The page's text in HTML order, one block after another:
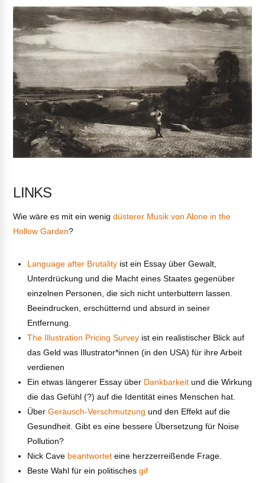
LINKS
Wie wäre es mit ein wenigdüsterer Musik von Alone in the
Hollow Garden?
Language after Brutalityist ein Essay über Gewalt,
Unterdrückung und die Macht eines Staates gegenüber
einzelnen Personen, die sich nicht unterbuttern lassen.
Beeindrucken, erschütternd und absurd in seiner
Entfernung.
The Illustration Pricing Surveyist ein realistischer Blick auf
das Geld was Illustrator*innen (in den USA) für ihre Arbeit
verdienen
Ein etwas längerer Essay über Dankbarkeitund die Wirkung
die das Gefühl (?) auf die Identität eines Menschen hat.
Über Geräusch-Verschmutzung und den Effekt auf die
Gesundheit. Gibt es eine bessere Übersetzung für Noise
Pollution?
Nick Cave beantworteteine herzzerreißende Frage.
Beste Wahl für ein politisches gif